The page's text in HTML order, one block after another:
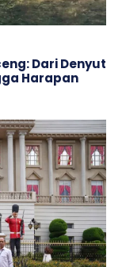
Dari Denyut
Harapan